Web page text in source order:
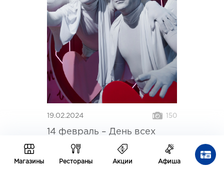
Магазины Рестораны Акции Афиша
19.02.2024 150
14 февраль – День всех
влюбленных